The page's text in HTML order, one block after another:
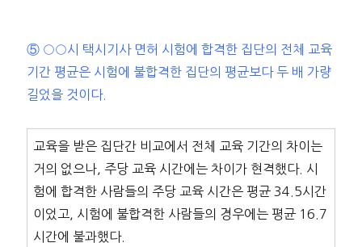
⑤ ○○시 택시기사 면허 시험에 합격한 집단의 전체 교육
기간 평균은 시험에 불합격한 집단의 평균보다 두 배 가량
길었을 것이다.
교육을 받은 집단간 비교에서 전체 교육 기간의 차이는
거의 없으나, 주당 교육 시간에는 차이가 현격했다. 시
험에 합격한 사람들의 주당 교육 시간은 평균 34.5시간
이었고, 시험에 불합격한 사람들의 경우에는 평균 16.7
시간에 불과했다.